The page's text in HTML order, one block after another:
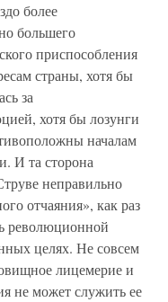
более
большего
приспособления
страны, хотя бы
за
хотя бы лозунги
началам
И та сторона
неправильно
отчаяния», как раз
революционной
целях. Не совсем
лицемерие и
не может служить ее